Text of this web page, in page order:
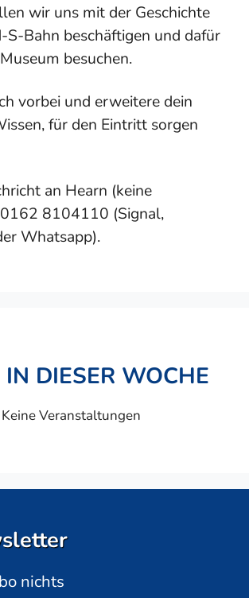
wir uns mit der Geschichte
S-Bahn beschäftigen und dafür
besuchen.
vorbei und erweitere dein
für den Eintritt sorgen
an Hearn (keine
8104110 (Signal,
Whatsapp).
DIESER WOCHE
Keine Veranstaltungen
nichts